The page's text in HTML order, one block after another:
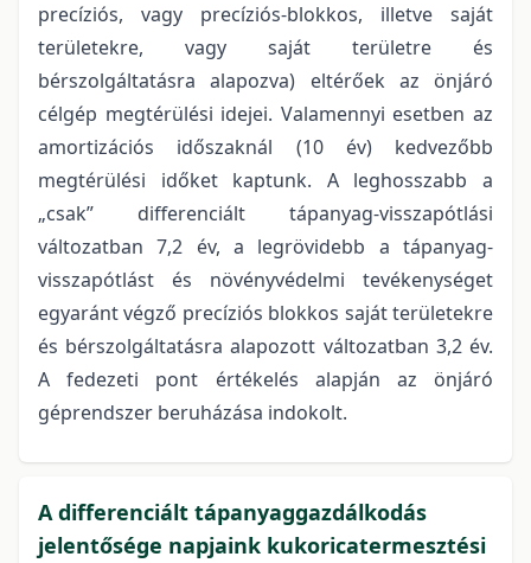
precíziós, vagy precíziós-blokkos, illetve saját
területekre, vagy saját területre és
bérszolgáltatásra alapozva) eltérőek az önjáró
célgép megtérülési idejei. Valamennyi esetben az
amortizációs időszaknál (10 év) kedvezőbb
megtérülési időket kaptunk. A leghosszabb a
„csak” differenciált tápanyag-visszapótlási
változatban 7,2 év, a legrövidebb a tápanyag-
visszapótlást és növényvédelmi tevékenységet
egyaránt végző precíziós blokkos saját területekre
és bérszolgáltatásra alapozott változatban 3,2 év.
A fedezeti pont értékelés alapján az önjáró
géprendszer beruházása indokolt.
A differenciált tápanyaggazdálkodás
jelentősége napjaink kukoricatermesztési